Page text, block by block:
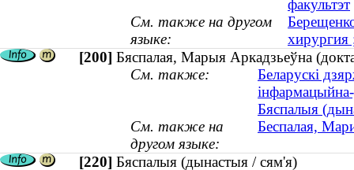
факультэт
См. также на другом
языке:
хирургия
[200] Бяспалая, Марыя Аркадзьеўна
См. также:
Беларускі
Бяспалыя
См. также на
другом языке:
Беспалая,
[220] Бяспалыя (дынастыя / сям'я)